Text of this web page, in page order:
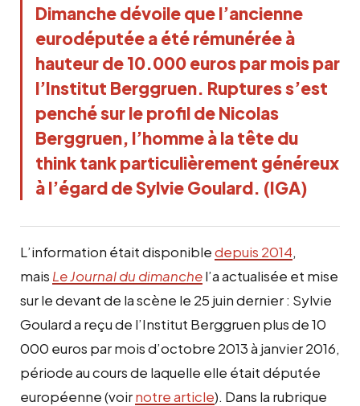
Dimanche dévoile que l’ancienne
eurodéputée a été rémunérée à
hauteur de 10.000 euros par mois par
l’Institut Berggruen. Ruptures s’est
penché sur le profil de Nicolas
Berggruen, l’homme à la tête du
think tank particulièrement généreux
à l’égard de Sylvie Goulard. (IGA)
L’information était disponibledepuis 2014,
mais Le Journal du dimanchel’a actualisée et mise
sur le devant de la scène le 25 juin dernier : Sylvie
Goulard a reçu de l’Institut Berggruen plus de 10
000 euros par mois d’octobre 2013 à janvier 2016,
période au cours de laquelle elle était députée
européenne (voirnotre article). Dans la rubrique